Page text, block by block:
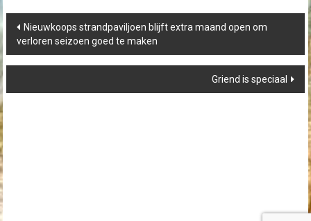
navigation
Nieuwkoops strandpaviljoen blijft extra maand open om
verloren seizoen goed te maken
Griend is speciaal